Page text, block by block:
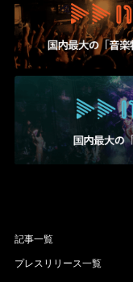
記事一覧
プレスリリース一覧